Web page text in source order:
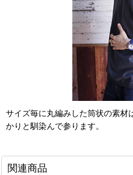
サイズ毎に丸編みした筒状の素材
かりと馴染んで参ります。
関連商品